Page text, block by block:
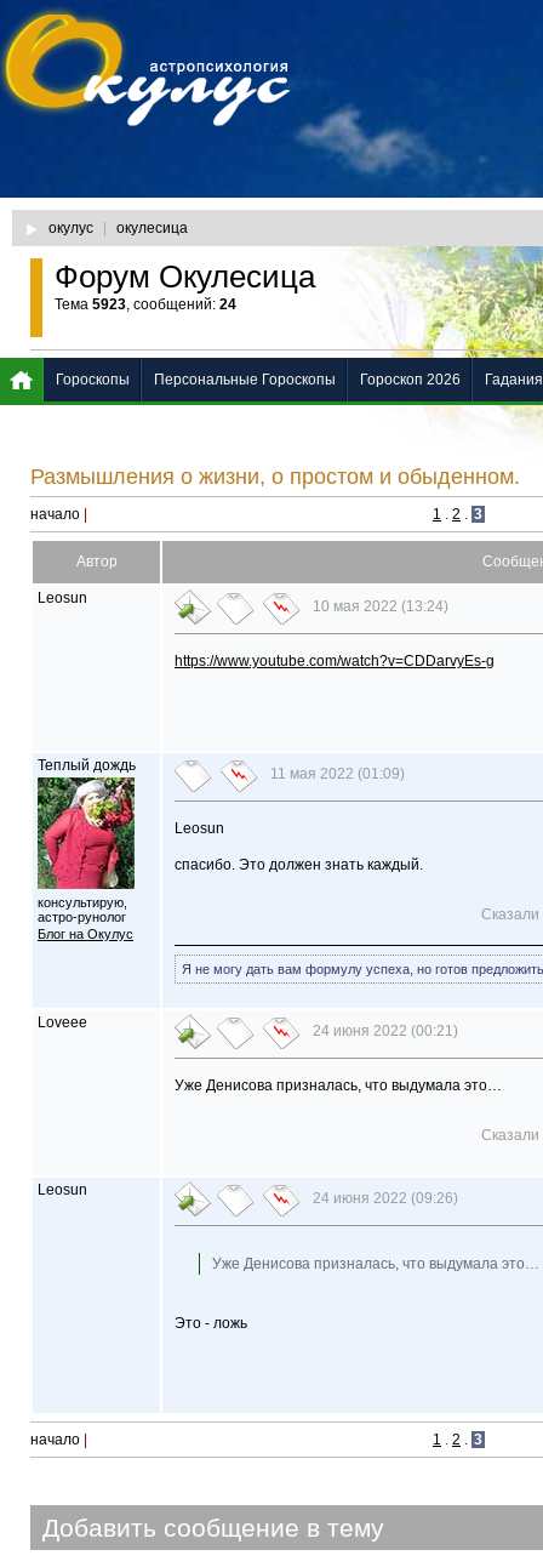
окулус окулесица
Форум Окулесица
Тема 5923, сообщений: 24
Размышления о жизни, о простом и обыденном.
начало 1 . 2 . 3
Автор
Leosun 10 мая 2022 (13:24)
https://www.youtube.com/watch?v=CDDarvyEs-g
Теплый дождь
консультирую,
астро-рунолог
Блог на Окулус
11 мая 2022 (01:09)
Leosun
спасибо. Это должен знать каждый.
Сказали
Я не могу дать вам формулу успеха, но готов
Loveee 24 июня 2022 (00:21)
Уже Денисова призналась, что выдумала это…
Сказали
Leosun 24 июня 2022 (09:26)
Уже Денисова призналась, что выдумала это…
Это - ложь
начало 1 . 2 . 3
Добавить сообщение в тему
Гороскопы Персональные Гороскопы Гороскоп 2026 Гадания